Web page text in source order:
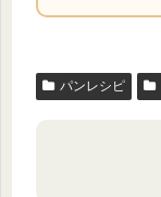
パンレシピ